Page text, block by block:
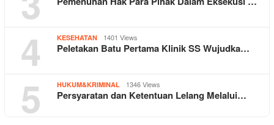
4 KESEHATAN 1401 Views
Peletakan Batu Pertama Klinik SS Wujudka…
5 HUKUM&KRIMINAL 1346 Views
Persyaratan dan Ketentuan Lelang Melalui…